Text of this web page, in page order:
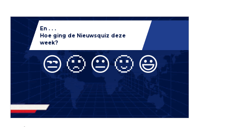
En . . .
Hoe ging de Nieuwsquiz deze
week?
😒🙁 😐🙂 😃